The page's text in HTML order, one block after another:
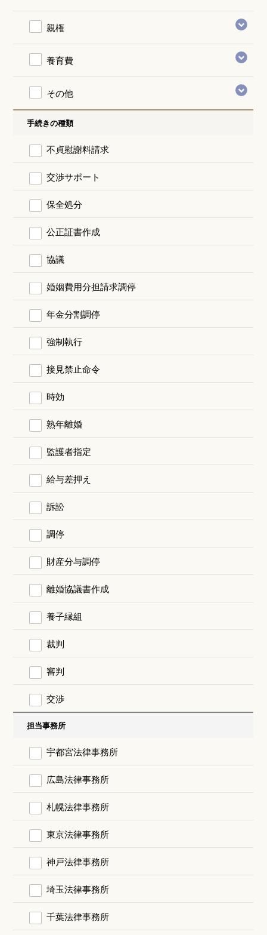
親権
養育費
その他
手続きの種類
不貞慰謝料請求
交渉サポート
保全処分
公正証書作成
協議
婚姻費用分担請求調停
年金分割調停
強制執行
接見禁止命令
時効
熟年離婚
監護者指定
給与差押え
訴訟
調停
財産分与調停
離婚協議書作成
養子縁組
裁判
審判
交渉
担当事務所
宇都宮法律事務所
広島法律事務所
札幌法律事務所
東京法律事務所
神戸法律事務所
埼玉法律事務所
千葉法律事務所